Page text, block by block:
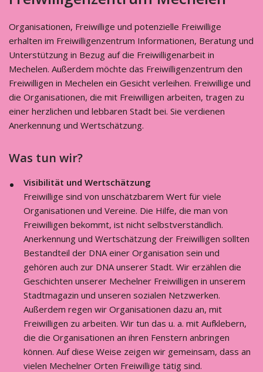
Organisationen, Freiwillige und potenzielle Freiwillige
erhalten im Freiwilligenzentrum Informationen, Beratung und
Unterstützung in Bezug auf die Freiwilligenarbeit in
Mechelen. Außerdem möchte das Freiwilligenzentrum den
Freiwilligen in Mechelen ein Gesicht verleihen. Freiwillige und
die Organisationen, die mit Freiwilligen arbeiten, tragen zu
einer herzlichen und lebbaren Stadt bei. Sie verdienen
Anerkennung und Wertschätzung.
Was tun wir?
Visibilität und Wertschätzung
Freiwillige sind von unschätzbarem Wert für viele
Organisationen und Vereine. Die Hilfe, die man von
Freiwilligen bekommt, ist nicht selbstverständlich.
Anerkennung und Wertschätzung der Freiwilligen sollten
Bestandteil der DNA einer Organisation sein und
gehören auch zur DNA unserer Stadt. Wir erzählen die
Geschichten unserer Mechelner Freiwilligen in unserem
Stadtmagazin und unseren sozialen Netzwerken.
Außerdem regen wir Organisationen dazu an, mit
Freiwilligen zu arbeiten. Wir tun das u. a. mit Aufklebern,
die die Organisationen an ihren Fenstern anbringen
können. Auf diese Weise zeigen wir gemeinsam, dass an
vielen Mechelner Orten Freiwillige tätig sind.